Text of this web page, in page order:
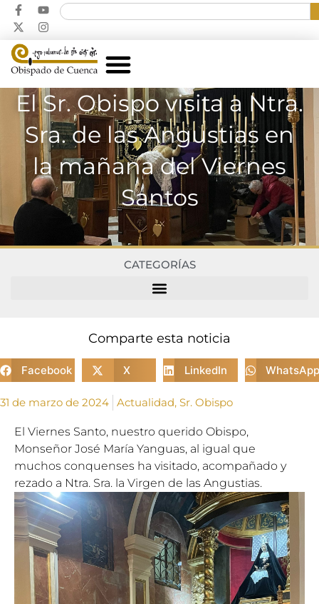
El Sr. Obispo visita a Ntra.
Sra. de las Angustias en
la mañana del Viernes
Santos
CATEGORÍAS
Comparte esta noticia
Facebook X LinkedIn WhatsApp
31 de marzo de 2024 Actualidad, Sr. Obispo
El Viernes Santo, nuestro querido Obispo,
Monseñor José María Yanguas, al igual que
muchos conquenses ha visitado, acompañado y
rezado a Ntra. Sra. la Virgen de las Angustias.